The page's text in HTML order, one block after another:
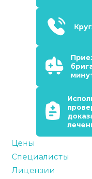
Цены
Специалисты
Лицензии